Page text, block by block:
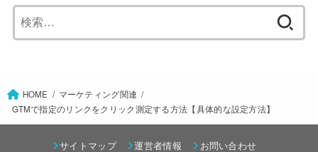
索:
HOME
マーケティング関連
GTMで指定のリンクをクリック測定する方法【具体的な設定方法】
サイトマップ 運営者情報 お問い合わせ